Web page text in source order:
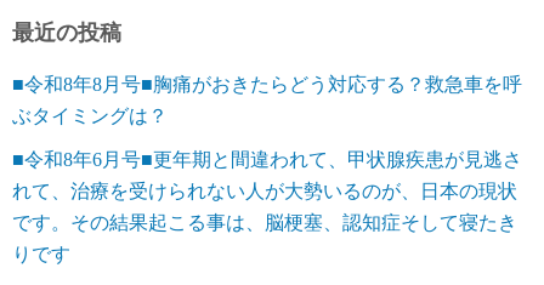
最近の投稿
■令和8年8月号■胸痛がおきたらどう対応する？救急車を呼
ぶタイミングは？
■令和8年6月号■更年期と間違われて、甲状腺疾患が見逃さ
れて、治療を受けられない人が大勢いるのが、日本の現状
です。その結果起こる事は、脳梗塞、認知症そして寝たき
りです